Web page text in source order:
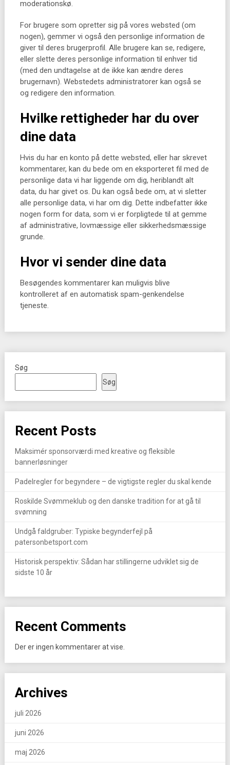
moderationskø.
For brugere som opretter sig på vores websted (om
nogen), gemmer vi også den personlige information de
giver til deres brugerprofil. Alle brugere kan se, redigere,
eller slette deres personlige information til enhver tid
(med den undtagelse at de ikke kan ændre deres
brugernavn). Webstedets administratorer kan også se
og redigere den information.
Hvilke rettigheder har du over
dine data
Hvis du har en konto på dette websted, eller har skrevet
kommentarer, kan du bede om en eksporteret fil med de
personlige data vi har liggende om dig, heriblandt alt
data, du har givet os. Du kan også bede om, at vi sletter
alle personlige data, vi har om dig. Dette indbefatter ikke
nogen form for data, som vi er forpligtede til at gemme
af administrative, lovmæssige eller sikkerhedsmæssige
grunde.
Hvor vi sender dine data
Besøgendes kommentarer kan muligvis blive
kontrolleret af en automatisk spam-genkendelse
tjeneste.
Søg
Søg
Recent Posts
Maksimér sponsorværdi med kreative og fleksible
bannerløsninger
Padelregler for begyndere – de vigtigste regler du skal kende
Roskilde Svømmeklub og den danske tradition for at gå til
svømning
Undgå faldgruber: Typiske begynderfejl på
patersonbetsport.com
Historisk perspektiv: Sådan har stillingerne udviklet sig de
sidste 10 år
Recent Comments
Der er ingen kommentarer at vise.
Archives
juli 2026
juni 2026
maj 2026